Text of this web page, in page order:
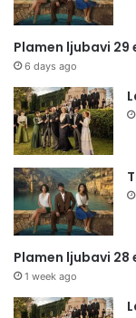
Plamen ljubavi 29
6 days ago
Plamen ljubavi 28
1 week ago